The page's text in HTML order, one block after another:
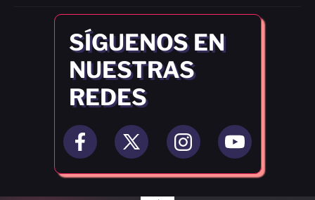
SÍGUENOS EN
NUESTRAS
REDES